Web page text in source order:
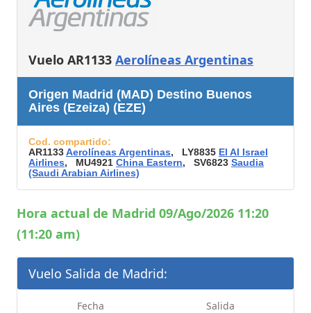
Vuelo AR1133 Aerolíneas Argentinas
Origen Madrid (MAD) Destino Buenos
Aires (Ezeiza) (EZE)
Cod. compartido:
AR1133Aerolíneas Argentinas, LY8835 El Al Israel
Airlines, MU4921 China Eastern, SV6823 Saudia
(Saudi Arabian Airlines)
Hora actual de Madrid 09/Ago/2026 11:20
(11:20 am)
Vuelo Salida de Madrid:
Fecha Salida